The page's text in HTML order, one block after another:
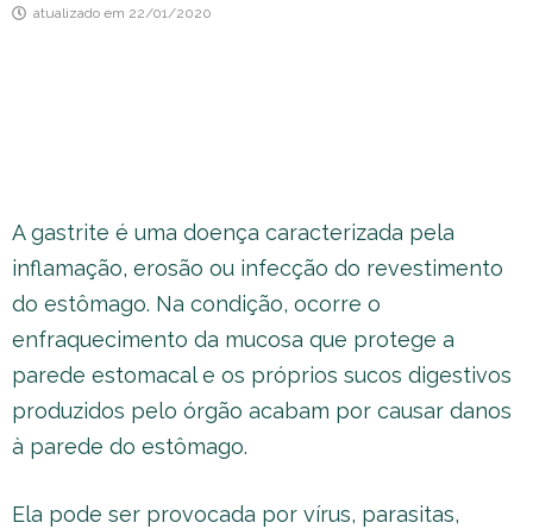
atualizado em 22/01/2020
A gastrite é uma doença caracterizada pela
inflamação, erosão ou infecção do revestimento
do estômago. Na condição, ocorre o
enfraquecimento da mucosa que protege a
parede estomacal e os próprios sucos digestivos
produzidos pelo órgão acabam por causar danos
à parede do estômago.
Ela pode ser provocada por vírus, parasitas,